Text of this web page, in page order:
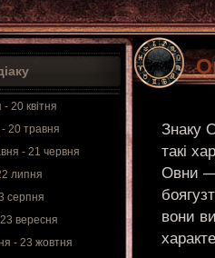
20 квітня
- 20 травня
- 21 червня
липня
серпня
вересня
- 23 жовтня
Знаку
такі
Овни —
вони